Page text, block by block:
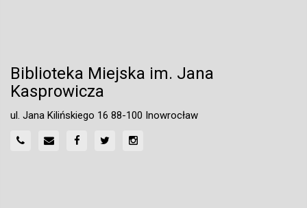
Biblioteka Miejska im. Jana
Kasprowicza
ul. Jana Kilińskiego 16 88-100 Inowrocław